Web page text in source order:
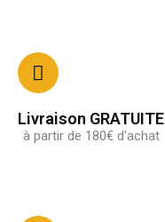
Livraison GRATUITE
à partir de 180€ d'achat